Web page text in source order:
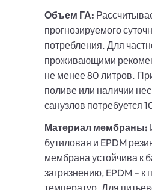
Объем ГА:
прогнозируемого
потребления. Для
проживающими
не менее 80 литров.
поливе или наличии
санузлов потребуется
Материал мембраны:
бутиловая и EPDM
мембрана устойчива к
загрязнению, EPDM – к